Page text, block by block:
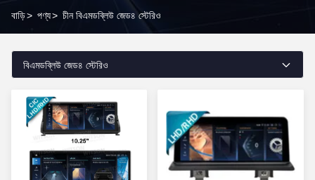
বাড়ি> পণ্য> চীন বিএমডব্লিউ জেড৪ স্টেরিও
বিএমডব্লিউ জেড৪ স্টেরিও